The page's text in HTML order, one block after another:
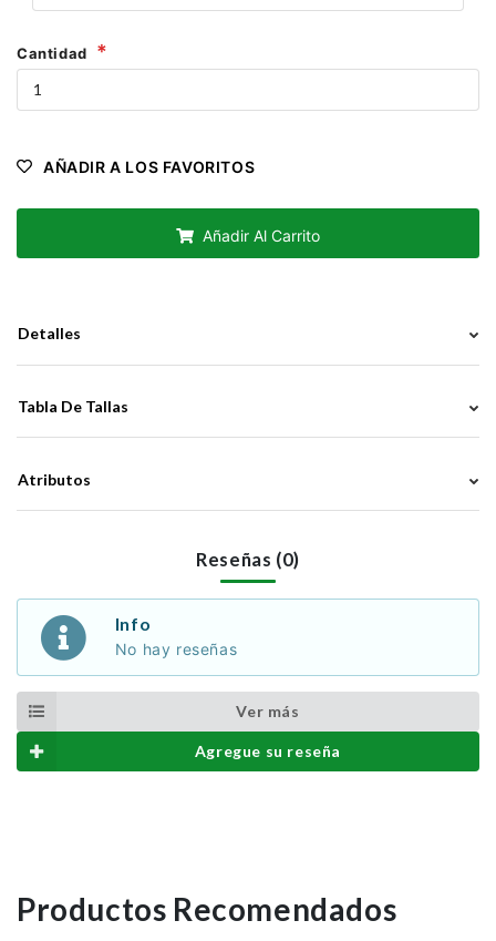
Cantidad
AÑADIR A LOS FAVORITOS
Añadir Al Carrito
Detalles
Tabla De Tallas
Atributos
Reseñas (0)
Info
No hay reseñas
Ver más
Agregue su reseña
Productos Recomendados